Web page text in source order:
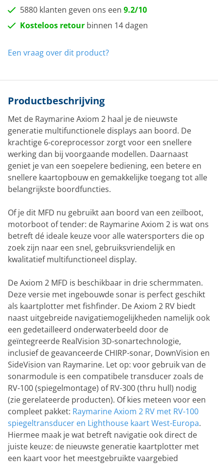
5880 klanten geven ons een 9.2/10
Kosteloos retour binnen 14 dagen
Een vraag over dit product?
Productbeschrijving
Met de Raymarine Axiom 2 haal je de nieuwste
generatie multifunctionele displays aan boord. De
krachtige 6-coreprocessor zorgt voor een snellere
werking dan bij voorgaande modellen. Daarnaast
geniet je van een soepelere bediening, een betere en
snellere kaartopbouw en gemakkelijke toegang tot alle
belangrijkste boordfuncties.
Of je dit MFD nu gebruikt aan boord van een zeilboot,
motorboot of tender: de Raymarine Axiom 2 is wat ons
betreft dé ideale keuze voor alle watersporters die op
zoek zijn naar een snel, gebruiksvriendelijk en
kwalitatief multifunctioneel display.
De Axiom 2 MFD is beschikbaar in drie schermmaten.
Deze versie met ingebouwde sonar is perfect geschikt
als kaartplotter met fishfinder. De Axiom 2 RV biedt
naast uitgebreide navigatiemogelijkheden namelijk ook
een gedetailleerd onderwaterbeeld door de
geïntegreerde RealVision 3D-sonartechnologie,
inclusief de geavanceerde CHIRP-sonar, DownVision en
SideVision van Raymarine. Let op: voor gebruik van de
sonarmodule is een compatibele transducer zoals de
RV-100 (spiegelmontage) of RV-300 (thru hull) nodig
(zie gerelateerde producten). Of kies meteen voor een
compleet pakket: Raymarine Axiom 2 RV met RV-100
spiegeltransducer en Lighthouse kaart West-Europa.
Hiermee maak je wat betreft navigatie ook direct de
juiste keuze: de nieuwste generatie kaartplotter met
een kaart voor het meestgebruikte vaargebied